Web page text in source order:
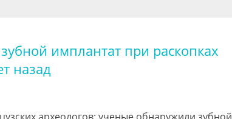
имплантат при раскопках
назад